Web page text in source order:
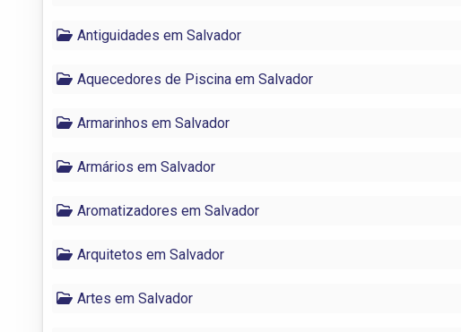
Antiguidades em Salvador
Aquecedores de Piscina em Salvador
Armarinhos em Salvador
Armários em Salvador
Aromatizadores em Salvador
Arquitetos em Salvador
Artes em Salvador